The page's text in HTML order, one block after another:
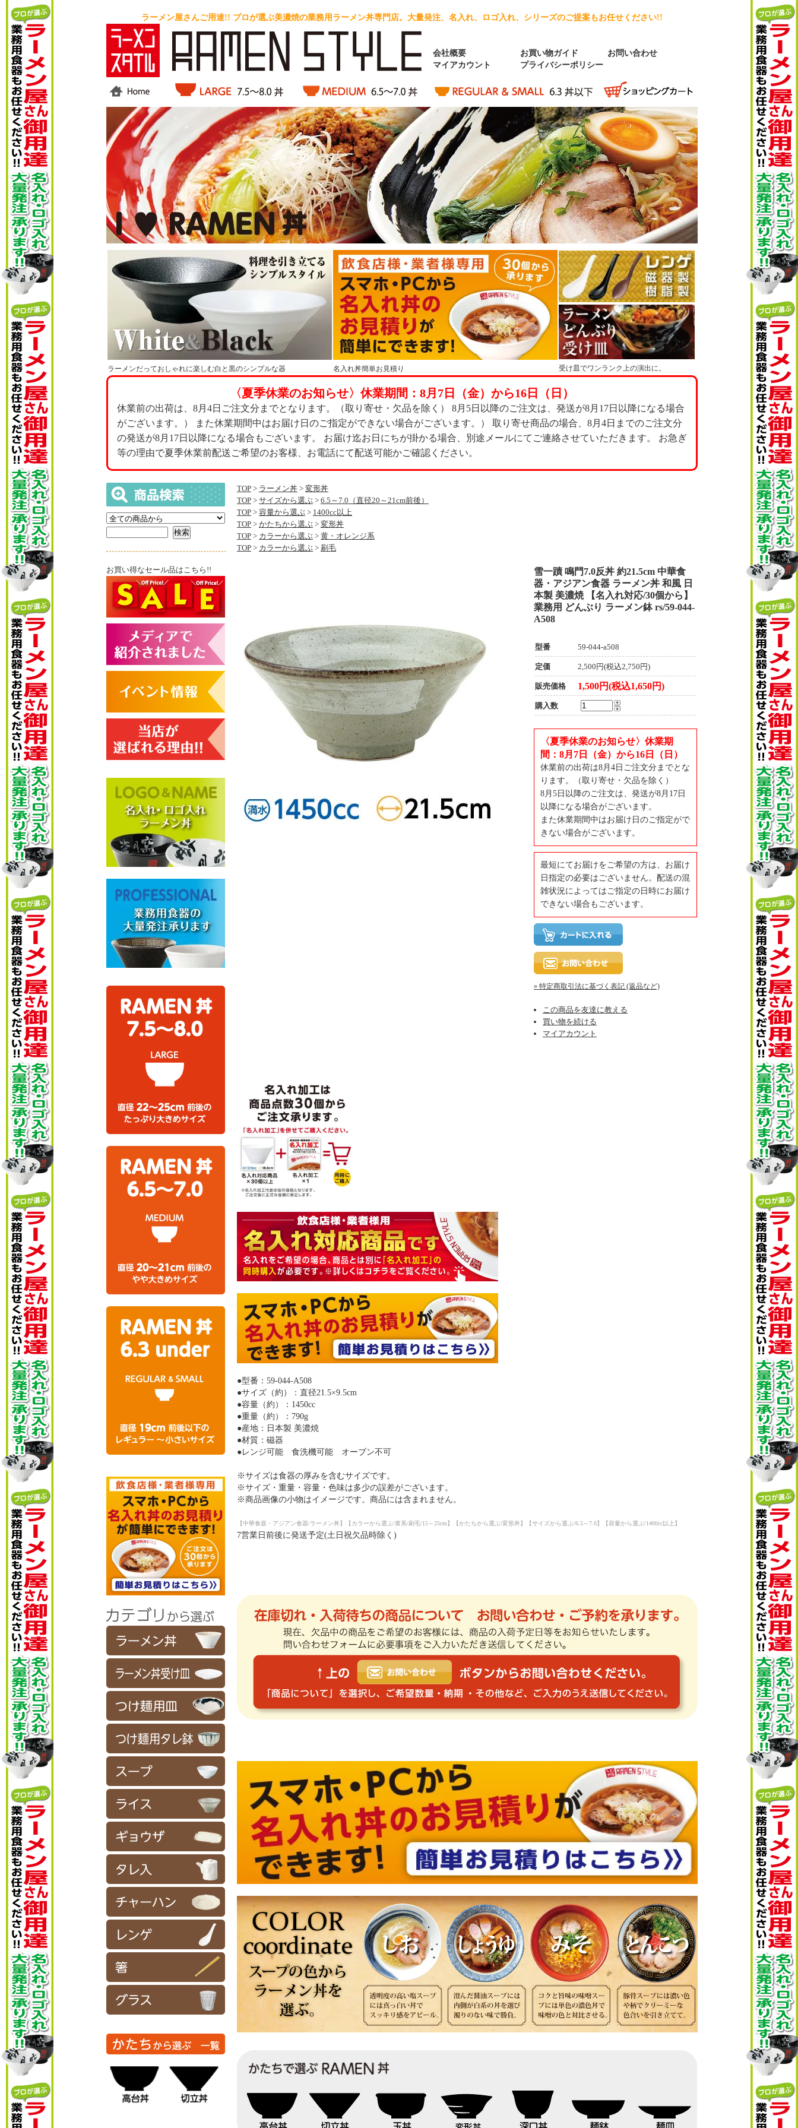
ラーメン屋さんご用達!! プロが選ぶ美濃焼の業務用ラーメン丼専門店。大量発注、名入れ、ロゴ入れ、シリーズのご提案もお任せください!!
会社概要 お買い物ガイド
お問い合わせ
マイアカウント
プライバシーポリシー
ラーメンだっておしゃれに楽しむ白と黒のシンプルな器 名入れ丼簡単お見積り 受け皿でワンランク上の演出に。
〈夏季休業のお知らせ〉休業期間：8月7日（金）から16日（日）
休業前の出荷は、8月4日ご注文分までとなります。（取り寄せ・欠品を除く） 8月5日以降のご注文は、発送が8月17日以降になる場合
がございます。） また休業期間中はお届け日のご指定ができない場合がございます。） 取り寄せ商品の場合、8月4日までのご注文分
の発送が8月17日以降になる場合もございます。 お届け迄お日にちが掛かる場合、別途メールにてご連絡させていただきます。 お急ぎ
等の理由で夏季休業前配送ご希望のお客様、お電話にて配送可能かご確認ください。
お買い得なセール品はこちら!!
TOP > ラーメン丼 > 変形丼
TOP > サイズから選ぶ > 6.5～7.0（直径20～21cm前後）
TOP > 容量から選ぶ > 1400cc以上
TOP > かたちから選ぶ > 変形丼
TOP > カラーから選ぶ > 黄・オレンジ系
TOP > カラーから選ぶ > 刷毛
雪一蹟 鳴門7.0反丼 約21.5cm 中華食
器・アジアン食器 ラーメン丼 和風 日
本製 美濃焼 【名入れ対応/30個から】
業務用 どんぶり ラーメン鉢 rs/59-044-
A508
型番 59-044-a508
定価 2,500円(税込2,750円)
販売価格 1,500円(税込1,650円)
購入数
〈夏季休業のお知らせ〉休業期
間：8月7日（金）から16日（日）
休業前の出荷は8月4日ご注文分までとな
ります。（取り寄せ・欠品を除く）
8月5日以降のご注文は、発送が8月17日
以降になる場合がございます。
また休業期間中はお届け日のご指定がで
きない場合がございます。
最短にてお届けをご希望の方は、お届け
日指定の必要はございません。配送の混
雑状況によってはご指定の日時にお届け
できない場合もございます。
» 特定商取引法に基づく表記 (返品など)
この商品を友達に教える
買い物を続ける
マイアカウント
●型番：59-044-A508
●サイズ（約）：直径21.5×9.5cm
●容量（約）：1450cc
●重量（約）：790g
●産地：日本製 美濃焼
●材質：磁器
●レンジ可能 食洗機可能 オーブン不可
※サイズは食器の厚みを含むサイズです。
※サイズ・重量・容量・色味は多少の誤差がございます。
※商品画像の小物はイメージです。商品には含まれません。
【中華食器・アジアン食器/ラーメン丼】【カラーから選ぶ/黄系/刷毛/15～25cm】【かたちから選ぶ/変形丼】【サイズから選ぶ/6.5～7.0】【容量から選ぶ/1400cc以上】
7営業日前後に発送予定(土日祝欠品時除く)